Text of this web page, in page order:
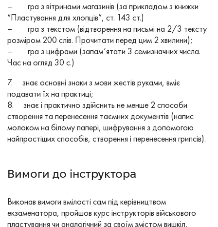
– гра з вітринами магазинів (за прикладом з книжки
“Пластування для хлопців”, ст. 143 ст.)
– гра з текстом (відтворення на письмі на 2/3 тексту
розміром 200 слів. Прочитати перед цим 2 хвилини);
– гра з цифрами (запам’ятати 3 семизначних числа.
Час на огляд 30 с.)
7. знає основні знаки з мови жестів руками, вміє
подавати їх на практиці;
8. знає і практично здійснить не менше 2 способи
створення та перенесення таємних документів (напис
молоком на білому папері, шифрування з допомогою
найпростіших способів, створення і перенесення грипсів).
Вимоги до інструктора
Виконав вимоги вмілості сам під керівництвом
екзаменатора, пройшов курс інструкторів військового
пластування чи аналогічний за своїм змістом вишкіл,